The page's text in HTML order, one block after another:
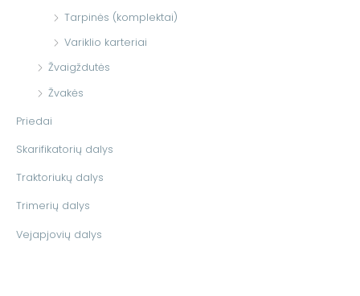
Tarpinės (komplektai)
Variklio karteriai
Žvaigždutės
Žvakės
Priedai
Skarifikatorių dalys
Traktoriukų dalys
Trimerių dalys
Vejapjovių dalys